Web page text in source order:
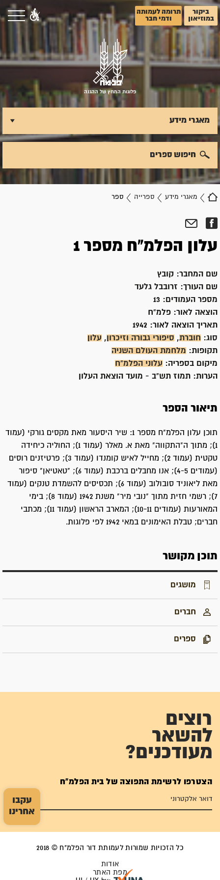
עקבו
אחרינו
ביקור
במוזיאון
תרומה לעמותה
ודמי חבר
פלוגות המחץ של ההגנה
מאגרי מידע ספרייה ספר
מאגרי מידע
חיפוש ספרים
עלון הפלמ"ח מספר 1
שם המחבר: קובץ
שם העורך: זרובבל גלעד
מספר העמודים: 13
הוצאה לאור: פלמ"ח
תאריך הוצאה לאור:
סוג: חוברת, סיפורי גבורה וזיכרון , עלון
תקופות: מלחמת העולם השניה
מיקום בספריה: עלוני הפלמ"ח
הערות: תמוז תש"ב - מועד הוצאת העלון
תיאור הספר
תוכן עלון הפלמ"ח מספר 1: שיר היסעור מאת מקסים גורקי (עמוד
1); מתוך ה"התקווה" מאת א. מאלר (עמוד 1); החוליה כיחידה
טקטית (עמוד 2); מחייל לאיש קומנדו (עמוד 3); פרטיזנים רוסים
(עמודים 4-5); אנו מחבלים ברכבת (עמוד 6); "טאטיאן" סיפור
מאת ליאוניד סובולוב (עמוד 6); תכסיסים להשמדת טנקים (עמוד
7); רשמי חזית מתוך "נובי מיר" משנת 1942 (עמוד 8); בימי
המאורעות (עמודים 10-11); המארב הראשון (עמוד 11); מכתבי
חברים; טבלת האימונים במאי 1942 לפי פלוגות.
תוכן מקושר
מושגים
חברים
ספרים
רוצים
להשאר
מעודכנים?
הצטרפו לרשימת התפוצה של בית הפלמ"ח
כל הזכויות שמורות לעמותת דור הפלמ"ח © 2018
אודות
מפת האתר